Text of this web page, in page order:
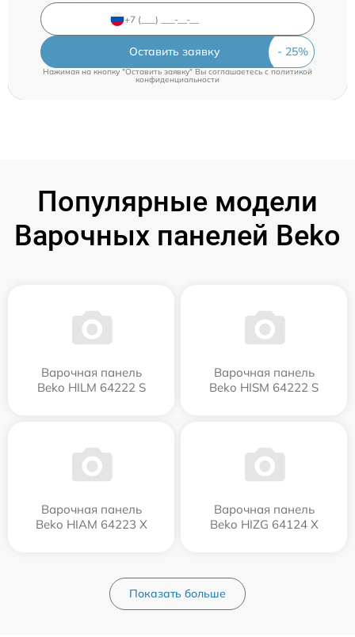
Оставить заявку
Нажимая на кнопку "Оставить заявку" Вы соглашаетесь c политикой
конфиденциальности
Популярные модели
Варочных панелей Beko
Варочная панель
Beko HILM 64222 S
Варочная панель
Beko HISM 64222 S
Варочная панель
Beko HIAM 64223 X
Варочная панель
Beko HIZG 64124 X
Показать больше